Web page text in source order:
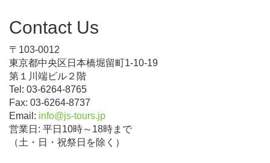
Contact Us
〒103-0012
東京都中央区日本橋堀留町1-10-19
第１川端ビル２階
Tel: 03-6264-8765
Fax: 03-6264-8737
Email: info@js-tours.jp
営業日: 平日10時～18時まで
（土・日・祝祭日を除く）